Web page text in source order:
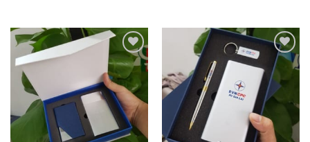
Add to
Wishlist
Add to
Wishlist